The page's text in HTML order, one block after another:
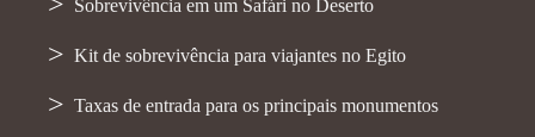
Sobrevivência em um Safári no Deserto
Kit de sobrevivência para viajantes no Egito
Taxas de entrada para os principais monumentos